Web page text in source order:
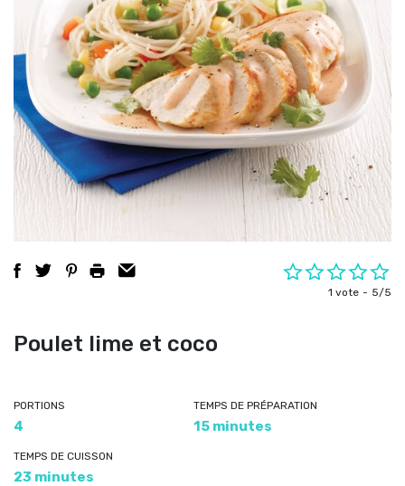
1 vote 5/5
Poulet lime et coco
PORTIONS
4
TEMPS DE PRÉPARATION
15 minutes
TEMPS DE CUISSON
23 minutes